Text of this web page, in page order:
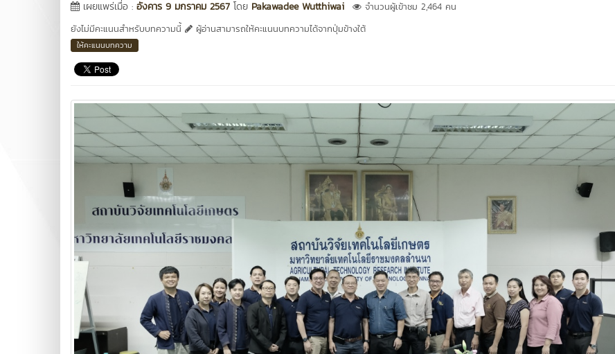
เผยแพร่เมื่อ : อังคาร 9 มกราคม 2567 โดย Pakawadee Wutthiwai
จำนวนผู้เข้าชม 2,464 คน
ยังไม่มีคะแนนสำหรับบทความนี้
ผู้อ่านสามารถให้คะแนนบทความได้จากปุ่มข้างใต้
ให้คะแนนบทความ